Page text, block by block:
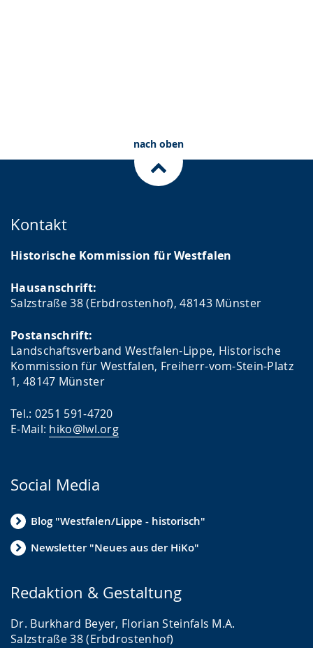
nach oben
Kontakt
Historische Kommission für Westfalen
Hausanschrift:
Salzstraße 38 (Erbdrostenhof), 48143 Münster
Postanschrift:
Landschaftsverband Westfalen-Lippe, Historische
Kommission für Westfalen, Freiherr-vom-Stein-Platz
1, 48147 Münster
Tel.: 0251 591-4720
E-Mail: hiko@lwl.org
Social Media
Blog "Westfalen/Lippe - historisch"
Newsletter "Neues aus der HiKo"
Redaktion & Gestaltung
Dr. Burkhard Beyer, Florian Steinfals M.A.
Salzstraße 38 (Erbdrostenhof)